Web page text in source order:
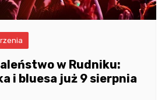
w Rudniku:
i bluesa już 9 sierpnia